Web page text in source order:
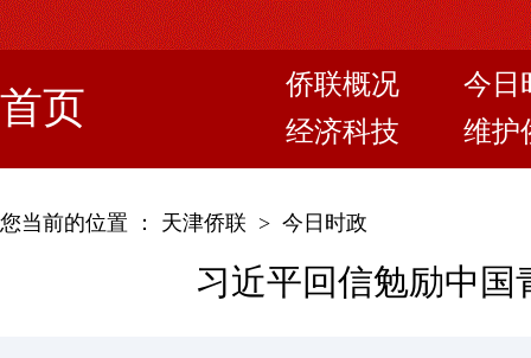
首页 侨联概况
今日
经济科技
维护
您当前的位置 ： 天津侨联 > 今日时政
习近平回信勉励中